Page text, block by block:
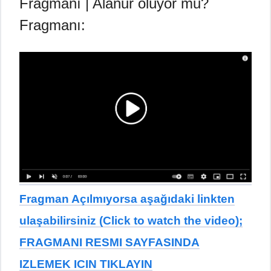
Fragmanı | Alanur ölüyor mu?
Fragmanı:
Fragman Açılmıyorsa aşağıdaki linkten
ulaşabilirsiniz (Click to watch the video);
FRAGMANI RESMI SAYFASINDA
IZLEMEK ICIN TIKLAYIN